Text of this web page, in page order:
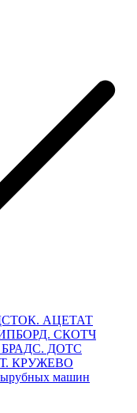
АЦЕТАТ
СКОТЧ
ДОТС
КРУЖЕВО
машин